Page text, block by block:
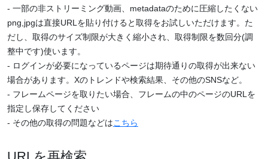
- 一部の非ストリーミング動画、metadataのために圧縮したくない
png,jpgは直接URLを貼り付けると取得をお試しいただけます。た
だし、取得のサイズ制限が大きく縮小され、取得制限を数回分(調
整中です)使います。
- ログインが必要になっているページは期待通りの取得が出来ない
場合があります。Xのトレンドや検索結果、その他のSNSなど。
- フレームページを取りたい場合、フレームの中のページのURLを
指定し保存してください
- その他の取得の問題などはこちら